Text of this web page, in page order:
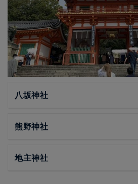
八坂神社
熊野神社
地主神社